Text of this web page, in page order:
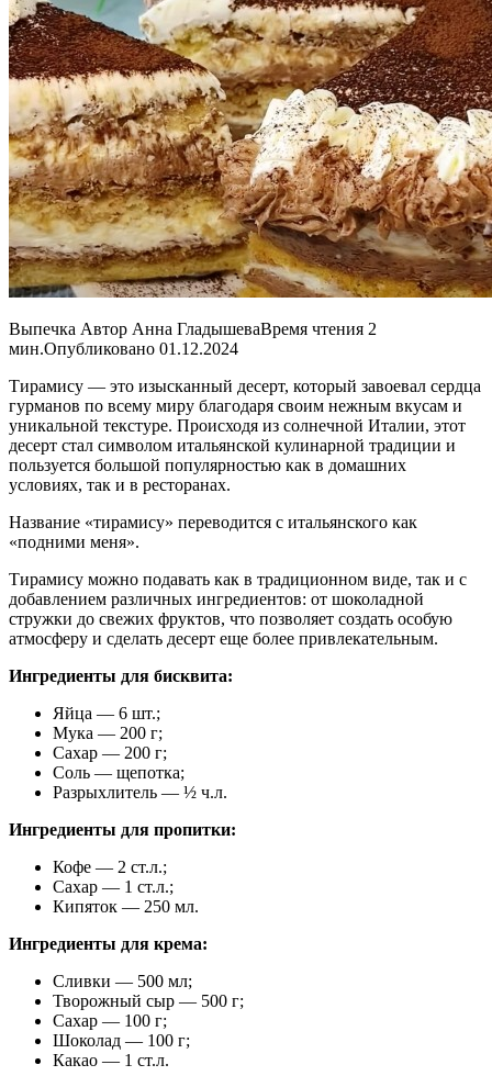
Выпечка Автор Анна ГладышеваВремя чтения 2
мин.Опубликовано 01.12.2024
Тирамису — это изысканный десерт, который завоевал сердца
гурманов по всему миру благодаря своим нежным вкусам и
уникальной текстуре. Происходя из солнечной Италии, этот
десерт стал символом итальянской кулинарной традиции и
пользуется большой популярностью как в домашних
условиях, так и в ресторанах.
Название «тирамису» переводится с итальянского как
«подними меня».
Тирамису можно подавать как в традиционном виде, так и с
добавлением различных ингредиентов: от шоколадной
стружки до свежих фруктов, что позволяет создать особую
атмосферу и сделать десерт еще более привлекательным.
Ингредиенты для бисквита:
Яйца — 6 шт.;
Мука — 200 г;
Сахар — 200 г;
Соль — щепотка;
Разрыхлитель — ½ ч.л.
Ингредиенты для пропитки:
Кофе — 2 ст.л.;
Сахар — 1 ст.л.;
Кипяток — 250 мл.
Ингредиенты для крема:
Сливки — 500 мл;
Творожный сыр — 500 г;
Сахар — 100 г;
Шоколад — 100 г;
Какао — 1 ст.л.